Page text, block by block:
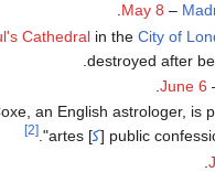
May 8 –
.
Cathedralin the City of
destroyed after
June 6
an English astrologer, is
public ك‍] artes".
[2]